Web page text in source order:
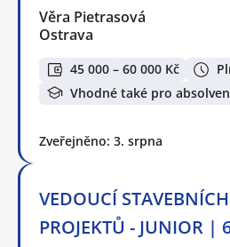
Věra Pietrasová
Ostrava
45 000 – 60 000 Kč
Vhodné také pro
Zveřejněno: 3. srpna
VEDOUCÍ STAVEBNÍCH
PROJEKTŮ - JUNIOR |